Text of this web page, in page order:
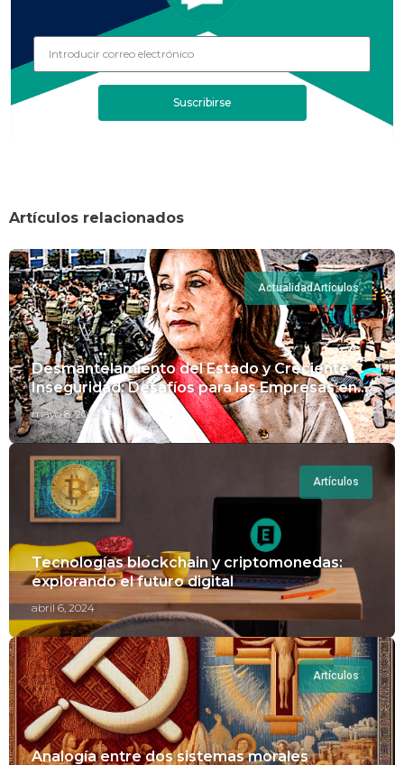
Suscribirse
Artículos relacionados
ActualidadArtículos
Desmantelamiento del Estado y Creciente
Inseguridad: Desafíos para las Empresas en
Perú.
mayo 8, 2024
Artículos
Tecnologías blockchain y criptomonedas:
explorando el futuro digital
abril 6, 2024
Artículos
Analogía entre dos sistemas morales